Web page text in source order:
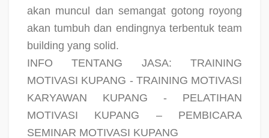
akan muncul dan semangat gotong royong
akan tumbuh dan endingnya terbentuk team
building yang solid.
INFO TENTANG JASA: TRAINING
MOTIVASI KUPANG - TRAINING MOTIVASI
KARYAWAN KUPANG - PELATIHAN
MOTIVASI KUPANG – PEMBICARA
SEMINAR MOTIVASI KUPANG